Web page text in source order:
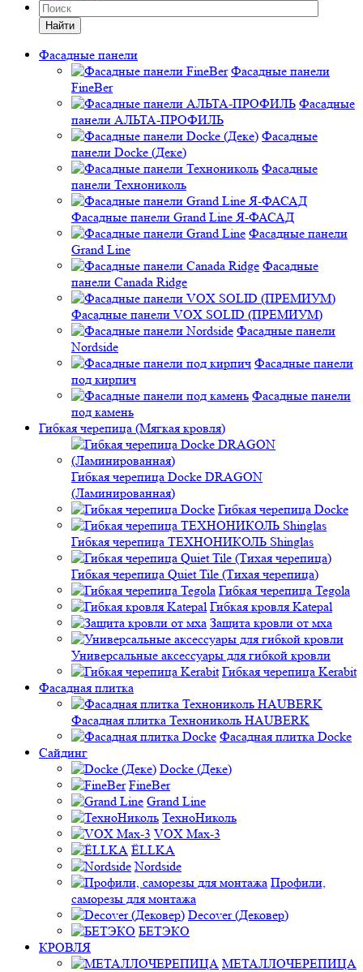
Найти
Фасадные панели
Фасадные панели
FineBer
Фасадные
панели АЛЬТА-ПРОФИЛЬ
Фасадные
панели Docke (Деке)
Фасадные
панели Технониколь
Фасадные панели Grand Line Я-ФАСАД
Фасадные панели
Grand Line
Фасадные
панели Canada Ridge
Фасадные панели VOX SOLID (ПРЕМИУМ)
Фасадные панели
Nordside
Фасадные панели
под кирпич
Фасадные панели
под камень
Гибкая черепица (Мягкая кровля)
Гибкая черепица Docke DRAGON
(Ламинированная)
Гибкая черепица Docke
Гибкая черепица ТЕХНОНИКОЛЬ Shinglas
Гибкая черепица Quiet Tile (Тихая черепица)
Гибкая черепица Tegola
Гибкая кровля Katepal
Защита кровли от мха
Универсальные аксессуары для гибкой кровли
Гибкая черепица Kerabit
Фасадная плитка
Фасадная плитка Технониколь HAUBERK
Фасадная плитка Docke
Сайдинг
Docke (Деке)
FineBer
Grand Line
ТехноНиколь
VOX Max-3
ЁLLKA
Nordside
Профили,
саморезы для монтажа
Decover (Дековер)
БЕТЭКО
КРОВЛЯ
МЕТАЛЛОЧЕРЕПИЦА